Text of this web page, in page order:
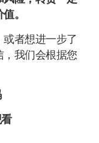
。
者想进一步了
我们会根据您